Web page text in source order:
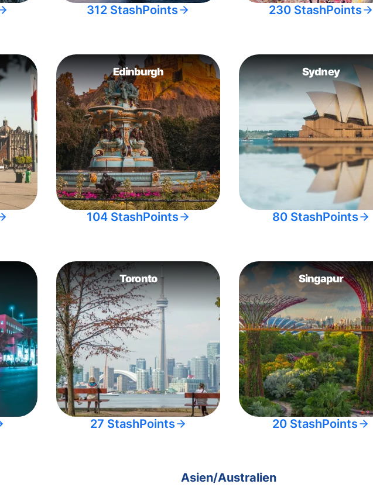
312 StashPoints 230 StashPoints
Edinburgh
104 StashPoints
Sydney
80 StashPoints
Toronto
27 StashPoints
Singapur
20 StashPoints
Asien/Australien